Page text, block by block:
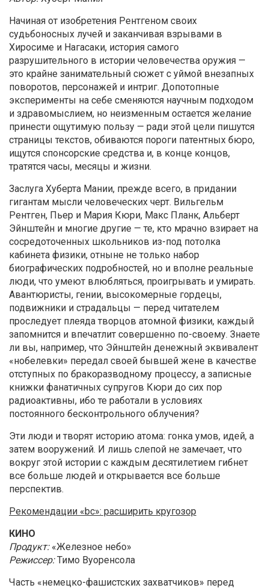
Начиная от изобретения Рентгеном своих
судьбоносных лучей и заканчивая взрывами в
Хиросиме и Нагасаки, история самого
разрушительного в истории человечества оружия —
это крайне занимательный сюжет с уймой внезапных
поворотов, персонажей и интриг. Допотопные
эксперименты на себе сменяются научным подходом
и здравомыслием, но неизменным остается желание
принести ощутимую пользу — ради этой цели пишутся
страницы текстов, обиваются пороги патентных бюро,
ищутся спонсорские средства и, в конце концов,
тратятся часы, месяцы и жизни.
Заслуга Хуберта Мании, прежде всего, в придании
гигантам мысли человеческих черт. Вильгельм
Рентген, Пьер и Мария Кюри, Макс Планк, Альберт
Эйнштейн и многие другие — те, кто мрачно взирает на
сосредоточенных школьников из-под потолка
кабинета физики, отныне не только набор
биографических подробностей, но и вполне реальные
люди, что умеют влюбляться, проигрывать и умирать.
Авантюристы, гении, высокомерные гордецы,
подвижники и страдальцы — перед читателем
проследует плеяда творцов атомной физики, каждый
запомнится и впечатлит совершенно по-своему. Знаете
ли вы, например, что Эйнштейн денежный эквивалент
«нобелевки» передал своей бывшей жене в качестве
отступных по бракоразводному процессу, а записные
книжки фанатичных супругов Кюри до сих пор
радиоактивны, ибо те работали в условиях
постоянного бесконтрольного облучения?
Эти люди и творят историю атома: гонка умов, идей, а
затем вооружений. И лишь слепой не замечает, что
вокруг этой истории с каждым десятилетием гибнет
все больше людей и открывается все больше
перспектив.
Рекомендации «bc»: расширить кругозор
КИНО
Продукт:«Железное небо»
Режиссер:Тимо Вуоренсола
Часть «немецко-фашистских захватчиков» перед